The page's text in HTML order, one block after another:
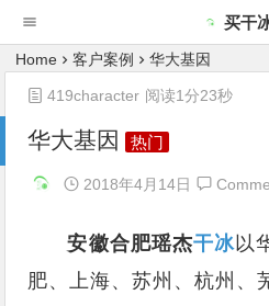
买干
Home 客户案例 华大基因
华大基因 热门
2018年4月14日
419character 阅读1分23秒
安徽合肥瑶杰干冰以
肥、上海、苏州、杭州、